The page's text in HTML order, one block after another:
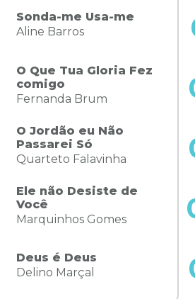
Sonda-me Usa-me
Aline Barros
O Que Tua Gloria Fez
comigo
Fernanda Brum
O Jordão eu Não
Passarei Só
Quarteto Falavinha
Ele não Desiste de
Você
Marquinhos Gomes
Deus é Deus
Delino Marçal